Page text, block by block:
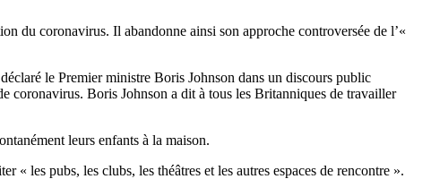
du coronavirus. Il abandonne ainsi son approche controversée de l’«
le Premier ministre Boris Johnson dans un discours public
coronavirus. Boris Johnson a dit à tous les Britanniques de travailler
leurs enfants à la maison.
« les pubs, les clubs, les théâtres et les autres espaces de rencontre ».